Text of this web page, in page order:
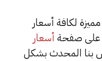
تغطية مميزة لكافة أسعار
على صفحة أسعار
بنا المحدث بشكل